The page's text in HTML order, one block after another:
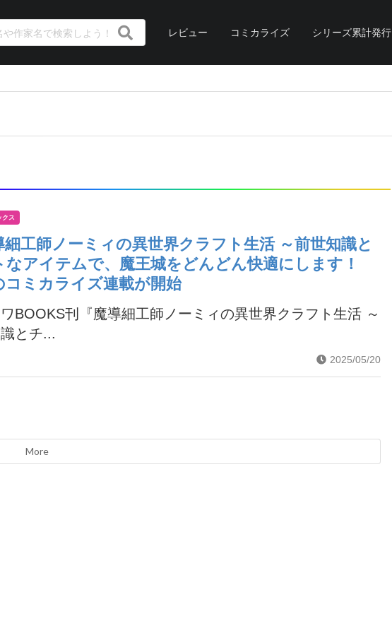
レビュー コミカライズ シリーズ累計発行
クス
細工師ノーミィの異世界クラフト生活 ～前世知識と
なアイテムで、魔王城をどんどん快適にします！
コミカライズ連載が開始
BOOKS刊『魔導細工師ノーミィの異世界クラフト生活 ～
とチ...
2025/05/20
More